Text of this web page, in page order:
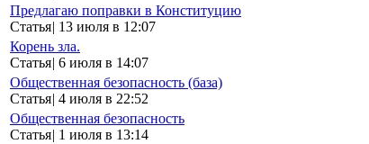
Предлагаю поправки в Конституцию
Статья| 13 июля в 12:07
Корень зла.
Статья| 6 июля в 14:07
Общественная безопасность (база)
Статья| 4 июля в 22:52
Общественная безопасность
Статья| 1 июля в 13:14